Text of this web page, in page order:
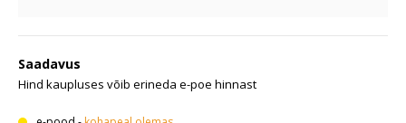
Saadavus
Hind kaupluses võib erineda e-poe hinnast